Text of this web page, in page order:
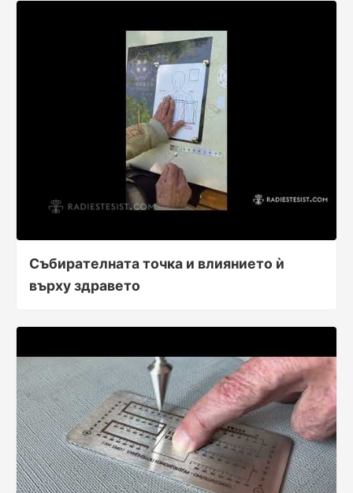
Събирателната точка и влиянието ѝ
върху здравето